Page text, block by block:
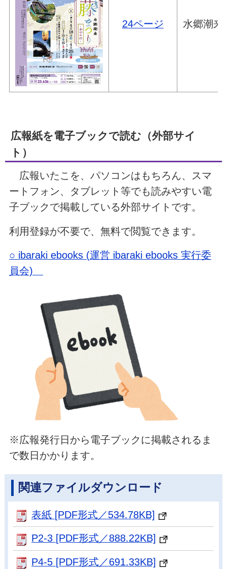
24ページ 水郷潮
広報紙を電子ブックで読む（外部サイ
ト）
広報いたこを、パソコンはもちろん、スマ
ートフォン、タブレット等でも読みやすい電
子ブックで掲載している外部サイトです。
利用登録が不要で、無料で閲覧できます。
○ ibaraki ebooks (運営 ibaraki ebooks 実行委
員会)
※広報発行日から電子ブックに掲載されるま
で数日かかります。
関連ファイルダウンロード
表紙 [PDF形式／534.78KB]
P2-3 [PDF形式／888.22KB]
P4-5 [PDF形式／691.33KB]